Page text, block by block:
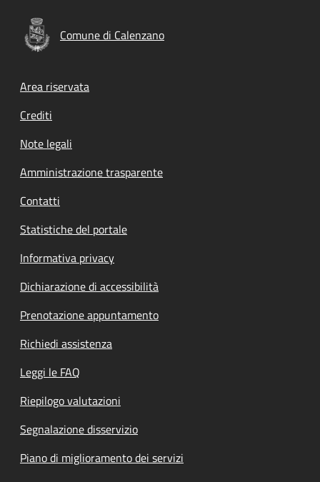
Comune di Calenzano
Footer menu
Area riservata
Crediti
Note legali
Amministrazione trasparente
Contatti
Statistiche del portale
Informativa privacy
Dichiarazione di accessibilità
Prenotazione appuntamento
Richiedi assistenza
Leggi le FAQ
Riepilogo valutazioni
Segnalazione disservizio
Piano di miglioramento dei servizi